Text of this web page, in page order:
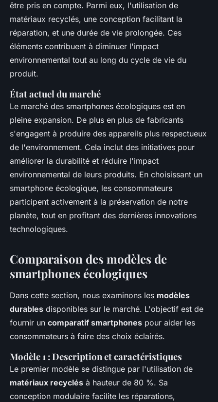
être pris en compte. Parmi eux, l'utilisation de
matériaux recyclés, une conception facilitant la
réparation, et une durée de vie prolongée. Ces
éléments contribuent à diminuer l'impact
environnemental tout au long du cycle de vie du
produit.
État actuel du marché
Le marché des smartphones écologiques est en
pleine expansion. De plus en plus de fabricants
s'engagent à produire des appareils plus respectueux
de l'environnement. Cela inclut des initiatives pour
améliorer la durabilité et réduire l'impact
environnemental de leurs produits. En choisissant un
smartphone écologique, les consommateurs
participent activement à la préservation de notre
planète, tout en profitant des dernières innovations
technologiques.
Comparaison des modèles de
smartphones écologiques
Dans cette section, nous examinons les modèles
durables disponibles sur le marché. L'objectif est de
fournir un comparatif smartphones pour aider les
consommateurs à faire des choix éclairés.
Modèle 1 : Description et caractéristiques
Le premier modèle se distingue par l'utilisation de
matériaux recyclés à hauteur de 80 %. Sa
conception modulaire facilite les réparations,